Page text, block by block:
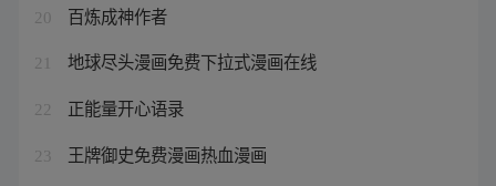
20 百炼成神作者
21 地球尽头漫画免费下拉式漫画在线
22 正能量开心语录
23 王牌御史免费漫画热血漫画